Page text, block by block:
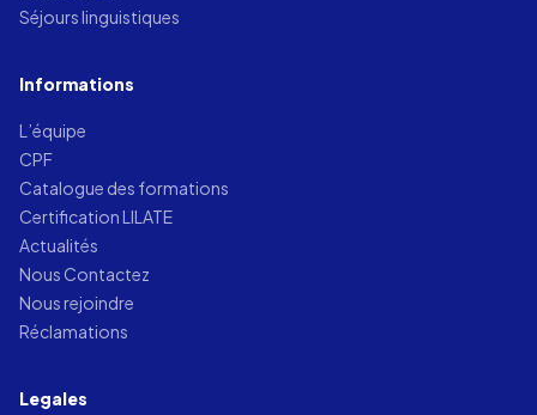
Séjours linguistiques
Informations
L’équipe
CPF
Catalogue des formations
Certification LILATE
Actualités
Nous Contactez
Nous rejoindre
Réclamations
Legales